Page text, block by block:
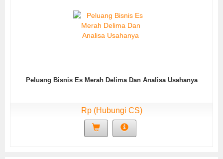
Peluang Bisnis Es Merah Delima Dan Analisa Usahanya
Rp (Hubungi CS)